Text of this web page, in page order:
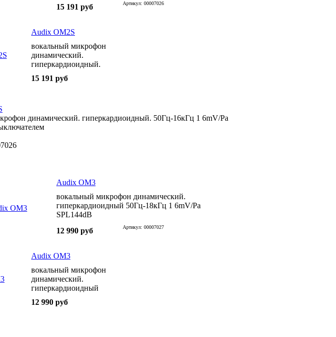
15 191 руб
Артикул: 00007026
Audix OM2S
вокальный микрофон
динамический.
гиперкардиоидный.
SPL140dB с
15 191 руб
динамический. гиперкардиоидный. 50Гц-16кГц 1 6mV/Pa
Audix OM3
вокальный микрофон динамический.
гиперкардиоидный 50Гц-18кГц 1 6mV/Pa
SPL144dB
12 990 руб
Артикул: 00007027
Audix OM3
вокальный микрофон
динамический.
гиперкардиоидный
SPL144dB
12 990 руб